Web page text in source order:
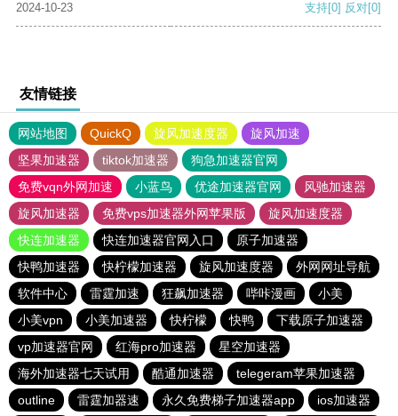
2024-10-23 支持[0] 反对[0]
友情链接
网站地图 QuickQ 旋风加速度器
旋风加速
坚果加速器
tiktok加速器
狗急加速器官网
免费vqn外网加速
小蓝鸟 优途加速器官网
风驰加速器
旋风加速器
免费vps加速器外网苹果版
旋风加速度器
快连加速器
快连加速器官网入口
原子加速器
快鸭加速器
快柠檬加速器 旋风加速度器
外网网址导航
软件中心
雷霆加速 狂飙加速器 哔咔漫画
小美
小美vpn
小美加速器 快柠檬 快鸭
下载原子加速器
vp加速器官网
红海pro加速器
星空加速器
海外加速器七天试用
酷通加速器
telegeram苹果加速器
outline
雷霆加器速 永久免费梯子加速器app ios加速器